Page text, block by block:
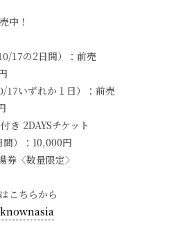
中！
17の2日間）：前売
いずれか１日）：前売
き 2DAYSチケット
間）：10,000円
〈数量限定〉
こちらから